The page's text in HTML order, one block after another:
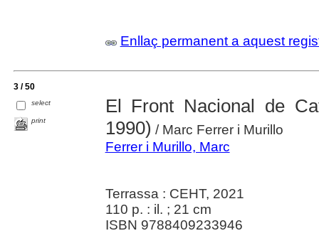
Enllaç permanent a aquest
3 / 50
select
print
El Front Nacional de
1990) / Marc Ferrer i Murillo
Ferrer i Murillo, Marc
Terrassa : CEHT, 2021
110 p. : il. ; 21 cm
ISBN 9788409233946